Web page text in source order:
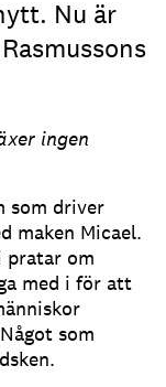
Nu är
ingen
som driver
maken Micael.
pratar om
med i för att
som